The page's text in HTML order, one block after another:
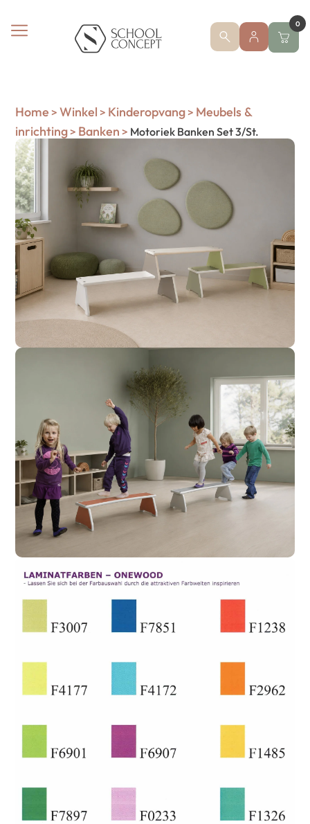
0
Home > Winkel > Kinderopvang> Meubels &
inrichting> Banken > Motoriek Banken Set 3/St.